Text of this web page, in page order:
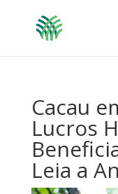
Cacau
Lucros
Leia a